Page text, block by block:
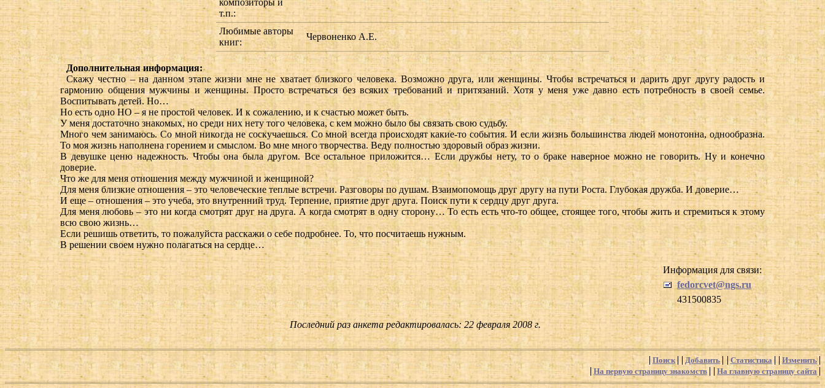
т.п.:
Любимые авторы
книг:
Червоненко А.Е.
Дополнительная информация:
Скажу честно – на данном этапе жизни мне не хватает близкого человека. Возможно друга, или женщины. Чтобы встречаться и дарить друг другу радость и
гармонию общения мужчины и женщины. Просто встречаться без всяких требований и притязаний. Хотя у меня уже давно есть потребность в своей семье.
Воспитывать детей. Но…
Но есть одно НО – я не простой человек. И к сожалению, и к счастью может быть.
У меня достаточно знакомых, но среди них нету того человека, с кем можно было бы связать свою судьбу.
Много чем занимаюсь. Со мной никогда не соскучаешься. Со мной всегда происходят какие-то события. И если жизнь большинства людей монотонна, однообразна.
То моя жизнь наполнена горением и смыслом. Во мне много творчества. Веду полностью здоровый образ жизни.
В девушке ценю надежность. Чтобы она была другом. Все остальное приложится… Если дружбы нету, то о браке наверное можно не говорить. Ну и конечно
доверие.
Что же для меня отношения между мужчиной и женщиной?
Для меня близкие отношения – это человеческие теплые встречи. Разговоры по душам. Взаимопомощь друг другу на пути Роста. Глубокая дружба. И доверие…
И еще – отношения – это учеба, это внутренний труд. Терпение, приятие друг друга. Поиск пути к сердцу друг друга.
Для меня любовь – это ни когда смотрят друг на друга. А когда смотрят в одну сторону… То есть есть что-то общее, стоящее того, чтобы жить и стремиться к этому
всю свою жизнь…
Если решишь ответить, то пожалуйста расскажи о себе подробнее. То, что посчитаешь нужным.
В решении своем нужно полагаться на сердце…
Информация для связи:
fedorcvet@ngs.ru
431500835
Последний раз анкета редактировалась: 22 февраля 2008 г.
Поиск Добавить Статистика
Изменить
На первую страницу знакомств
На главную страницу сайта